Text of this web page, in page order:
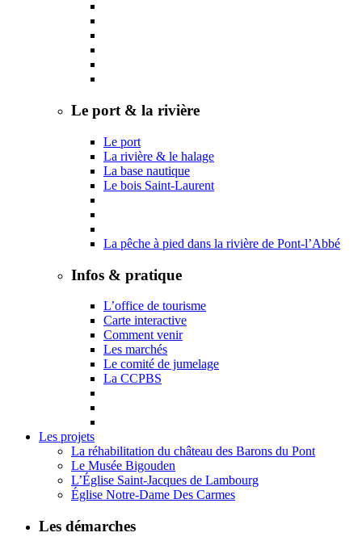
Le port & la rivière
Le port
La rivière & le halage
La base nautique
Le bois Saint-Laurent
La pêche à pied dans la rivière de Pont-l’Abbé
Infos & pratique
L’office de tourisme
Carte interactive
Comment venir
Les marchés
Le comité de jumelage
La CCPBS
Les projets
La réhabilitation du château des Barons du Pont
Le Musée Bigouden
L’Église Saint-Jacques de Lambourg
Église Notre-Dame Des Carmes
Les démarches